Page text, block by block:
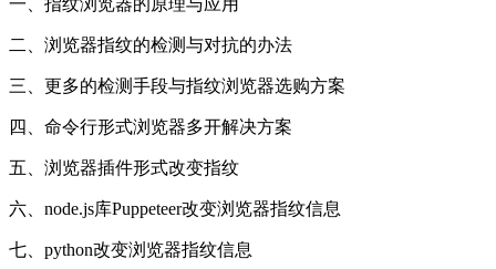
一、指纹浏览器的原理与应用
二、浏览器指纹的检测与对抗的办法
三、更多的检测手段与指纹浏览器选购方案
四、命令行形式浏览器多开解决方案
五、浏览器插件形式改变指纹
六、node.js库Puppeteer改变浏览器指纹信息
七、python改变浏览器指纹信息